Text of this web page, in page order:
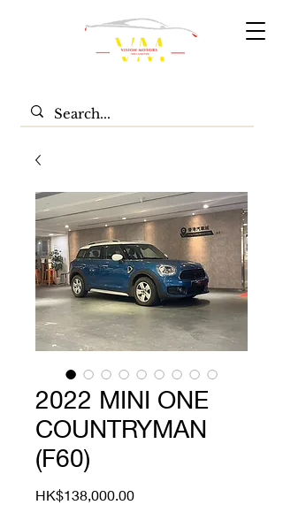
2022 MINI ONE
COUNTRYMAN
(F60)
HK$138,000.00Price